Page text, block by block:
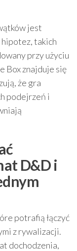
jest
takich
przy użyciu
Box znajduje się
że gra
podejrzeń i
D&D i
potrafią łączyć
z rywalizacji.
dochodzenia,